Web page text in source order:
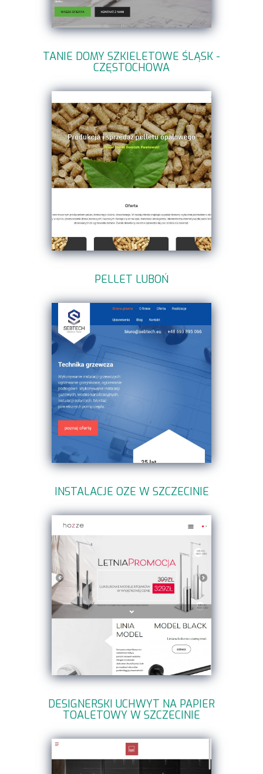
TANIE DOMY SZKIELETOWE ŚLĄSK -
CZĘSTOCHOWA
PELLET LUBOŃ
INSTALACJE OZE W SZCZECINIE
DESIGNERSKI UCHWYT NA PAPIER
TOALETOWY W SZCZECINIE